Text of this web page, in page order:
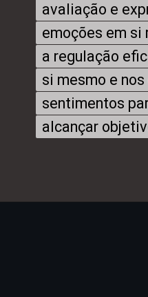
avaliação e
emoções em si
a regulação
si mesmo e
sentimentos
alcançar
avaliação e
emoções em si
a regulação
si mesmo e
sentimentos
alcançar